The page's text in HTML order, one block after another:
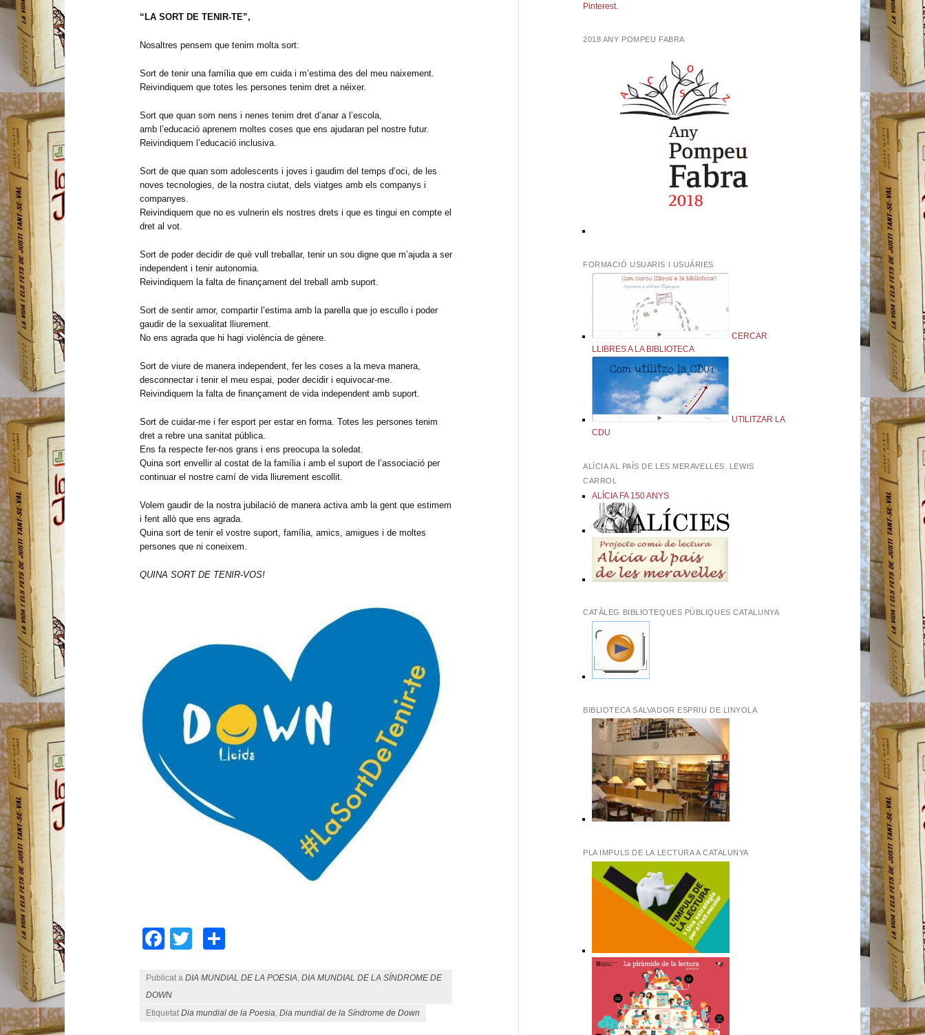
“LA SORT DE TENIR-TE”,
Nosaltres pensem que tenim molta sort:
Sort de tenir una família que em cuida i m’estima des del meu naixement.
Reivindiquem que totes les persones tenim dret a néixer.
Sort que quan som nens i nenes tenim dret d’anar a l’escola,
amb l’educació aprenem moltes coses que ens ajudaran pel nostre futur.
Reivindiquem l’educació inclusiva.
Sort de que quan som adolescents i joves i gaudim del temps d’oci, de les
noves tecnologies, de la nostra ciutat, dels viatges amb els companys i
companyes.
Reivindiquem que no es vulnerin els nostres drets i que es tingui en compte el
dret al vot.
Sort de poder decidir de què vull treballar, tenir un sou digne que m’ajuda a ser
independent i tenir autonomia.
Reivindiquem la falta de finançament del treball amb suport.
Sort de sentir amor, compartir l’estima amb la parella que jo escullo i poder
gaudir de la sexualitat lliurement.
No ens agrada que hi hagi violència de gènere.
Sort de viure de manera independent, fer les coses a la meva manera,
desconnectar i tenir el meu espai, poder decidir i equivocar-me.
Reivindiquem la falta de finançament de vida independent amb suport.
Sort de cuidar-me i fer esport per estar en forma. Totes les persones tenim
dret a rebre una sanitat pública.
Ens fa respecte fer-nos grans i ens preocupa la soledat.
Quina sort envellir al costat de la família i amb el suport de l’associació per
continuar el nostre camí de vida lliurement escollit.
Volem gaudir de la nostra jubilació de manera activa amb la gent que estimem
i fent allò que ens agrada.
Quina sort de tenir el vostre suport, família, amics, amigues i de moltes
persones que ni coneixem.
QUINA SORT DE TENIR-VOS!
Facebook
Twitter
Publicat aDIA MUNDIAL DE LA POESIA ,DIA MUNDIAL DE LA SÍNDROME DE
DOWN
EtiquetatDia mundial de la Poesia ,Dia mundial de la Síndrome de Down
Pinterest.
2018 ANY POMPEU FABRA
FORMACIÓ USUARIS I USUÀRIES
CERCAR
LLIBRES A LA BIBLIOTECA
UTILITZAR LA
CDU
ALÍCIA AL PAÍS DE LES MERAVELLES. LEWIS
CARROL
ALÍCIA FA 150 ANYS
CATÀLEG BIBLIOTEQUES PÚBLIQUES CATALUNYA
BIBLIOTECA SALVADOR ESPRIU DE LINYOLA
PLA IMPULS DE LA LECTURA A CATALUNYA